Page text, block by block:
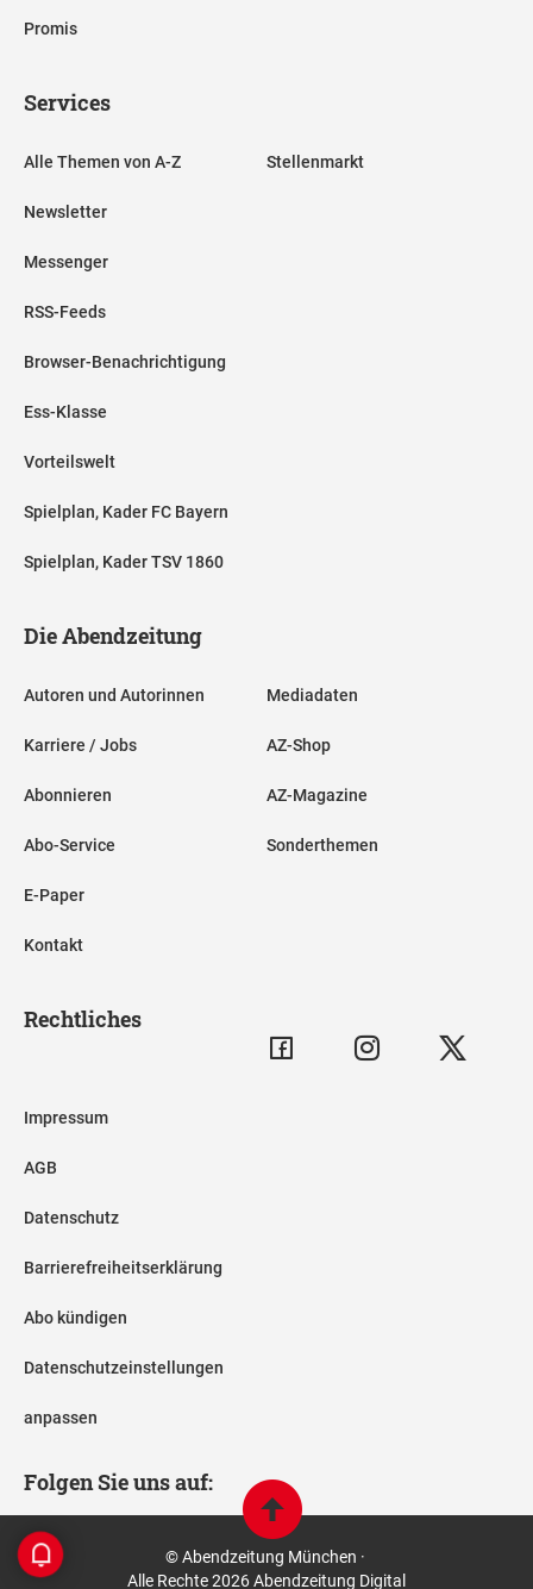
Promis
Services
Alle Themen von A-Z
Newsletter
Messenger
RSS-Feeds
Browser-Benachrichtigung
Ess-Klasse
Vorteilswelt
Spielplan, Kader FC Bayern
Spielplan, Kader TSV 1860
Stellenmarkt
Die Abendzeitung
Autoren und Autorinnen
Karriere / Jobs
Abonnieren
Abo-Service
E-Paper
Kontakt
Mediadaten
AZ-Shop
AZ-Magazine
Sonderthemen
Rechtliches
Impressum
AGB
Datenschutz
Barrierefreiheitserklärung
Abo kündigen
Datenschutzeinstellungen
anpassen
Folgen Sie uns auf:
© Abendzeitung München ·
Alle Rechte 2026 Abendzeitung Digital